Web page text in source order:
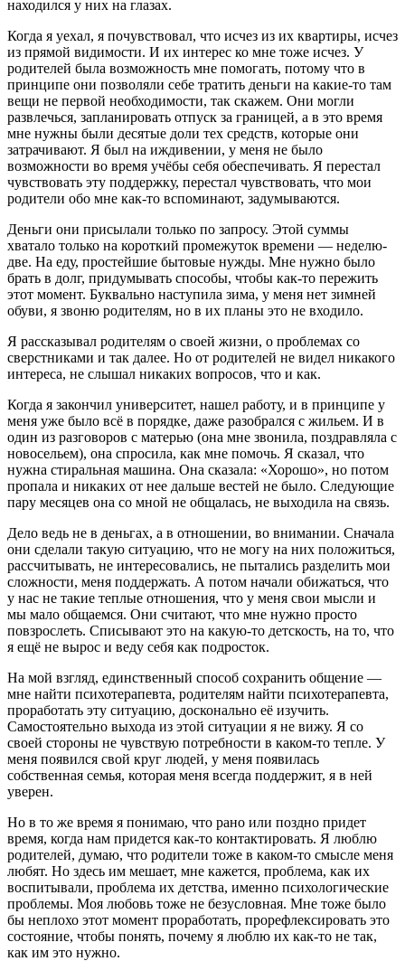
находился у них на глазах.
Когда я уехал, я почувствовал, что исчез из их квартиры, исчез
из прямой видимости. И их интерес ко мне тоже исчез. У
родителей была возможность мне помогать, потому что в
принципе они позволяли себе тратить деньги на какие-то там
вещи не первой необходимости, так скажем. Они могли
развлечься, запланировать отпуск за границей, а в это время
мне нужны были десятые доли тех средств, которые они
затрачивают. Я был на иждивении, у меня не было
возможности во время учёбы себя обеспечивать. Я перестал
чувствовать эту поддержку, перестал чувствовать, что мои
родители обо мне как-то вспоминают, задумываются.
Деньги они присылали только по запросу. Этой суммы
хватало только на короткий промежуток времени — неделю-
две. На еду, простейшие бытовые нужды. Мне нужно было
брать в долг, придумывать способы, чтобы как-то пережить
этот момент. Буквально наступила зима, у меня нет зимней
обуви, я звоню родителям, но в их планы это не входило.
Я рассказывал родителям о своей жизни, о проблемах со
сверстниками и так далее. Но от родителей не видел никакого
интереса, не слышал никаких вопросов, что и как.
Когда я закончил университет, нашел работу, и в принципе у
меня уже было всё в порядке, даже разобрался с жильем. И в
один из разговоров с матерью (она мне звонила, поздравляла с
новосельем), она спросила, как мне помочь. Я сказал, что
нужна стиральная машина. Она сказала: «Хорошо», но потом
пропала и никаких от нее дальше вестей не было. Следующие
пару месяцев она со мной не общалась, не выходила на связь.
Дело ведь не в деньгах, а в отношении, во внимании. Сначала
они сделали такую ситуацию, что не могу на них положиться,
рассчитывать, не интересовались, не пытались разделить мои
сложности, меня поддержать. А потом начали обижаться, что
у нас не такие теплые отношения, что у меня свои мысли и
мы мало общаемся. Они считают, что мне нужно просто
повзрослеть. Списывают это на какую-то детскость, на то, что
я ещё не вырос и веду себя как подросток.
На мой взгляд, единственный способ сохранить общение —
мне найти психотерапевта, родителям найти психотерапевта,
проработать эту ситуацию, досконально её изучить.
Самостоятельно выхода из этой ситуации я не вижу. Я со
своей стороны не чувствую потребности в каком-то тепле. У
меня появился свой круг людей, у меня появилась
собственная семья, которая меня всегда поддержит, я в ней
уверен.
Но в то же время я понимаю, что рано или поздно придет
время, когда нам придется как-то контактировать. Я люблю
родителей, думаю, что родители тоже в каком-то смысле меня
любят. Но здесь им мешает, мне кажется, проблема, как их
воспитывали, проблема их детства, именно психологические
проблемы. Моя любовь тоже не безусловная. Мне тоже было
бы неплохо этот момент проработать, прорефлексировать это
состояние, чтобы понять, почему я люблю их как-то не так,
как им это нужно.